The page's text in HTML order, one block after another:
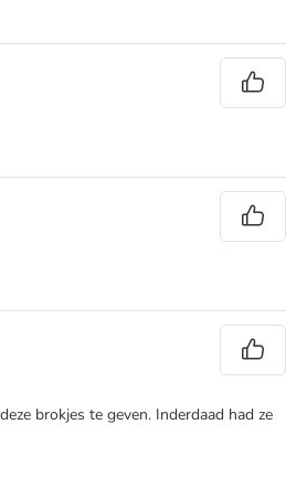
brokjes te geven. Inderdaad had ze